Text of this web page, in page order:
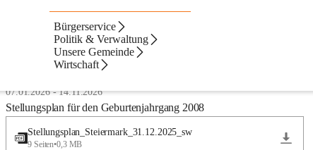
Bürgerservice
Politik & Verwaltung
Unsere Gemeinde
Wirtschaft
Amtstafel
Suchergebnisse
Suchergebnisse:
07.01.2026-14.11.2026
Stellungsplan für den Geburtenjahrgang 2008
Stellungsplan_Steiermark_31.12.2025_sw
9 Seiten•0,3 MB